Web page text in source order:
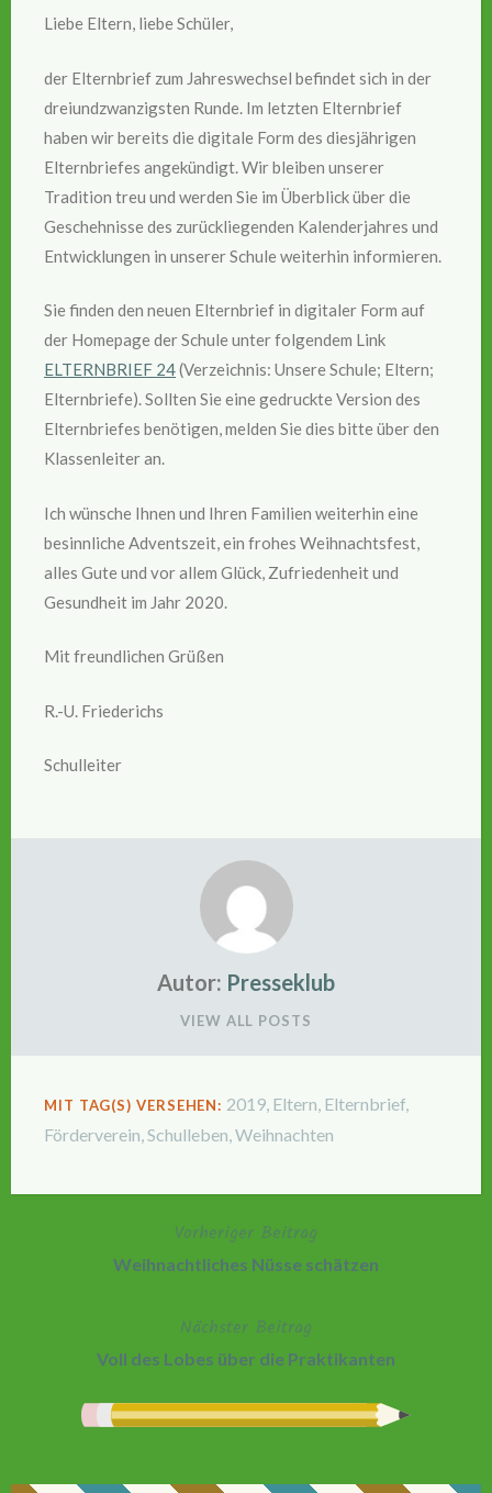
Liebe Eltern, liebe Schüler,
der Elternbrief zum Jahreswechsel befindet sich in der
dreiundzwanzigsten Runde. Im letzten Elternbrief
haben wir bereits die digitale Form des diesjährigen
Elternbriefes angekündigt. Wir bleiben unserer
Tradition treu und werden Sie im Überblick über die
Geschehnisse des zurückliegenden Kalenderjahres und
Entwicklungen in unserer Schule weiterhin informieren.
Sie finden den neuen Elternbrief in digitaler Form auf
der Homepage der Schule unter folgendem Link
ELTERNBRIEF 24(Verzeichnis: Unsere Schule; Eltern;
Elternbriefe). Sollten Sie eine gedruckte Version des
Elternbriefes benötigen, melden Sie dies bitte über den
Klassenleiter an.
Ich wünsche Ihnen und Ihren Familien weiterhin eine
besinnliche Adventszeit, ein frohes Weihnachtsfest,
alles Gute und vor allem Glück, Zufriedenheit und
Gesundheit im Jahr 2020.
Mit freundlichen Grüßen
R.-U. Friederichs
Schulleiter
Autor: Presseklub
VIEW ALL POSTS
MIT TAG(S) VERSEHEN: 2019 Eltern Elternbrief
Förderverein Schulleben Weihnachten
BeitragsnavigationVorheriger Beitrag
Weihnachtliches Nüsse schätzen
Nächster Beitrag
Voll des Lobes über die Praktikanten